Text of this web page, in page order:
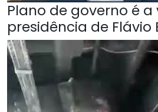
Plano de governo é a
presidência de Flávio